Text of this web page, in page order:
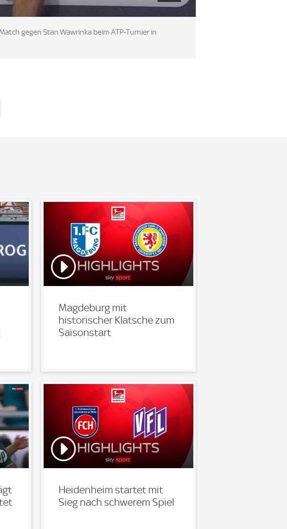
gegen Stan Wawrinka beim ATP-Turnier in
Magdeburg mit
historischer Klatsche zum
Saisonstart
Heidenheim startet mit
Sieg nach schwerem Spiel